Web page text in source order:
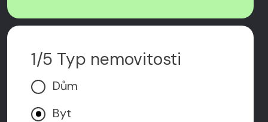
1/5 Typ nemovitosti
Dům
Byt